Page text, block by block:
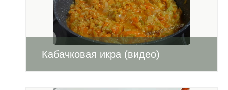
Кабачковая икра (видео)